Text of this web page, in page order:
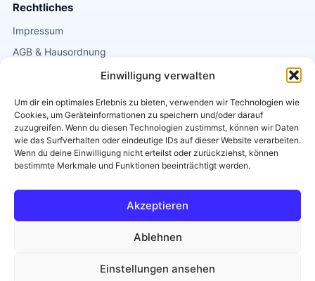
Einwilligung verwalten
Um dir ein optimales Erlebnis zu bieten, verwenden wir Technologien wie
Cookies, um Geräteinformationen zu speichern und/oder darauf
zuzugreifen. Wenn du diesen Technologien zustimmst, können wir Daten
wie das Surfverhalten oder eindeutige IDs auf dieser Website verarbeiten.
Wenn du deine Einwilligung nicht erteilst oder zurückziehst, können
bestimmte Merkmale und Funktionen beeinträchtigt werden.
Akzeptieren
Ablehnen
Einstellungen ansehen
Rechtliches
Impressum
AGB & Hausordnung
Kontakt
Griesgasse 1
8020 Graz
0664 / 2663838